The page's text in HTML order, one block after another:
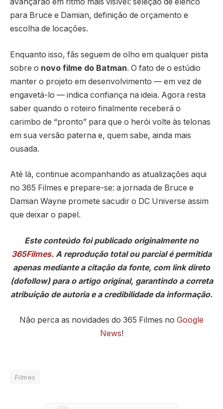
para Bruce e Damian, definição de orçamento e
escolha de locações.
Enquanto isso, fãs seguem de olho em qualquer pista
sobre o novo filme do Batman. O fato de o estúdio
manter o projeto em desenvolvimento — em vez de
engavetá-lo — indica confiança na ideia. Agora resta
saber quando o roteiro finalmente receberá o
carimbo de “pronto” para que o herói volte às telonas
em sua versão paterna e, quem sabe, ainda mais
ousada.
Até lá, continue acompanhando as atualizações aqui
no 365 Filmes e prepare-se: a jornada de Bruce e
Damian Wayne promete sacudir o DC Universe assim
que deixar o papel.
Este conteúdo foi publicado originalmente no
365Filmes. A reprodução total ou parcial é permitida
apenas mediante a citação da fonte, com link direto
(dofollow) para o artigo original, garantindo a correta
atribuição de autoria e a credibilidade da informação.
Não perca as novidades do 365 Filmes no Google
News!
Filmes